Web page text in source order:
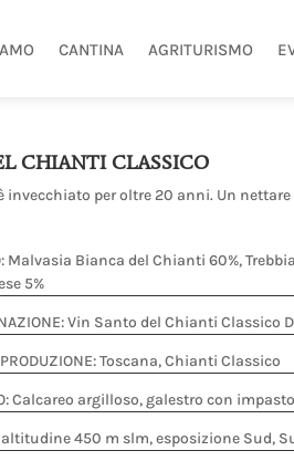
CANTINA AGRITURISMO
CHIANTI CLASSICO
invecchiato per oltre 20 anni. Un
Malvasia Bianca del Chianti 60%,
5%
Vin Santo del Chianti Classico
Toscana, Chianti Classico
Calcareo argilloso, galestro con
altitudine 450 m slm, esposizione Sud,